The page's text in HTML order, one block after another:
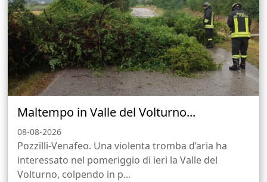
Maltempo in Valle del Volturno...
08-08-2026
Pozzilli-Venafeo. Una violenta tromba d’aria ha
interessato nel pomeriggio di ieri la Valle del
Volturno, colpendo in p...